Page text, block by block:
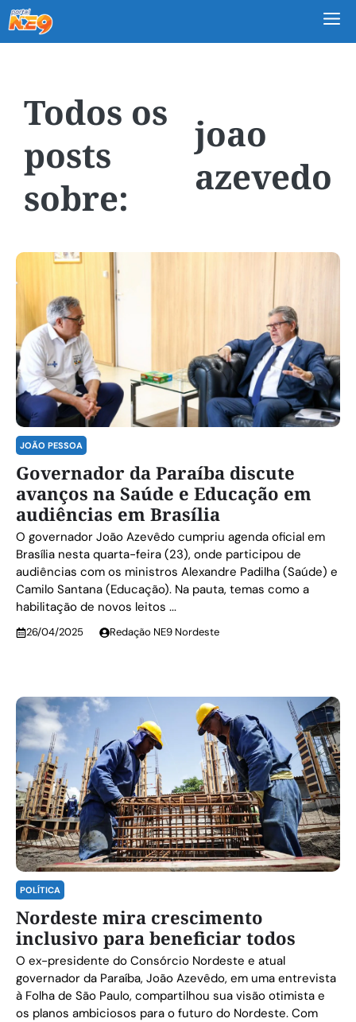
joao
azevedo
JOÃO PESSOA
Governador da Paraíba discute
avanços na Saúde e Educação em
audiências em Brasília
O governador João Azevêdo cumpriu agenda oficial em
Brasília nesta quarta-feira (23), onde participou de
audiências com os ministros Alexandre Padilha (Saúde) e
Camilo Santana (Educação). Na pauta, temas como a
habilitação de novos leitos ...
26/04/2025 Redação NE9 Nordeste
POLÍTICA
Nordeste mira crescimento
inclusivo para beneficiar todos
O ex-presidente do Consórcio Nordeste e atual
governador da Paraíba, João Azevêdo, em uma entrevista
à Folha de São Paulo, compartilhou sua visão otimista e
os planos ambiciosos para o futuro do Nordeste. Com